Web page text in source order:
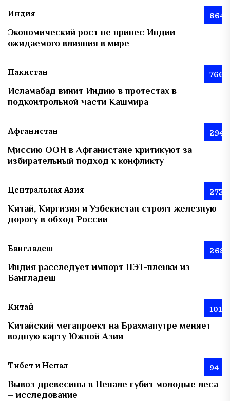
Индия 864
Экономический рост не принес Индии
ожидаемого влияния в мире
Пакистан 766
Исламабад винит Индию в протестах в
подконтрольной части Кашмира
Афганистан 294
Миссию ООН в Афганистане критикуют за
избирательный подход к конфликту
Центральная Азия 273
Китай, Киргизия и Узбекистан строят железную
дорогу в обход России
Бангладеш 268
Индия расследует импорт ПЭТ-пленки из
Бангладеш
Китай 101
Китайский мегапроект на Брахмапутре меняет
водную карту Южной Азии
Тибет и Непал 94
Вывоз древесины в Непале губит молодые леса
– исследование